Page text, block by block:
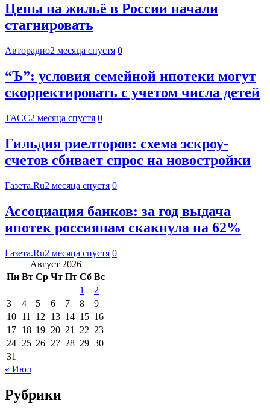
Цены на жильё в России начали
стагнировать
Авторадио2 месяца спустя 0
“Ъ”: условия семейной ипотеки могут
скорректировать с учетом числа детей
ТАСС2 месяца спустя 0
Гильдия риелторов: схема эскроу-
счетов сбивает спрос на новостройки
Газета.Ru2 месяца спустя 0
Ассоциация банков: за год выдача
ипотек россиянам скакнула на 62%
Газета.Ru2 месяца спустя 0
Август 2026
Пн Вт Ср Чт Пт Сб Вс
1
2
3
4 5 6 7 8
9
10 11 12 13 14 15 16
17 18 19 20 21 22 23
24 25 26 27 28 29 30
31
« Июл
Рубрики